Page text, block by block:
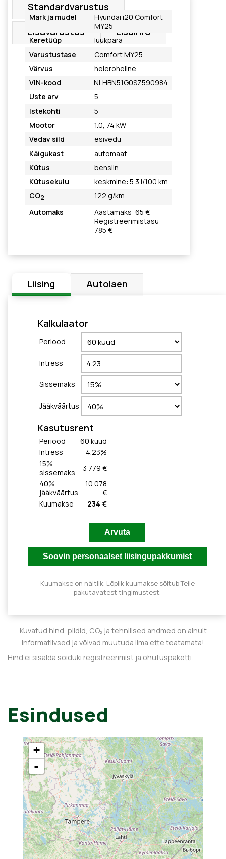
Standardvarustus
Lisavarustus Lisainfo
Mark ja mudel
Hyundai i20 Comfort
MY25
Keretüüp
luukpära
Varustustase
Comfort MY25
Värvus
heleroheline
VIN-kood
NLHBN51G0SZ590984
Uste arv
5
Istekohti
5
Mootor
1.0, 74 kW
Vedav sild
esivedu
Käigukast
automaat
Kütus
bensiin
Kütusekulu
keskmine: 5.3 l/100 km
CO2
122 g/km
Automaks
Aastamaks: 65 €
Registreerimistasu:
785 €
Liising Autolaen
Kalkulaator
Periood
Intress
Sissemaks
Jääkväärtus
Kasutusrent
Periood 60 kuud
Intress
4.23%
15%
sissemaks
3 779 €
40%
jääkväärtus
10 078
€
Kuumakse
234 €
Kuumakse on näitlik. Lõplik kuumakse sõltub Teile
pakutavatest tingimustest.
Kuvatud hind, pildid, CO₂ ja tehnilised andmed on ainult
informatiivsed ja võivad muutuda ilma ette teatamata!
Hind ei sisalda sõiduki registreerimist ja ohutuspaketti.
Esindused
+
-